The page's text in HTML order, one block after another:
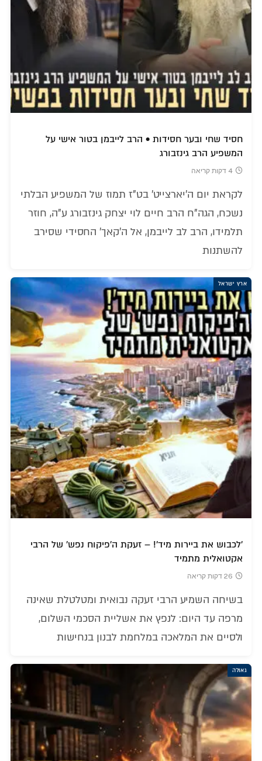
חסיד שחי ובער חסידות • הרב לייבמן בטור אישי על
המשפיע הרב גינזבורג
4 דקות קריאה
לקראת יום ה'יארצייט' בט"ז תמוז של המשפיע הבלתי
נשכח, הגה"ח הרב חיים לוי יצחק גינזבורג ע"ה, חוזר
תלמידו, הרב לב לייבמן, אל ה'קאך' החסידי שסירב
להשתנות
ארץ ישראל
'לכבוש את ביירות מיד'! – זעקת ה'פיקוח נפש' של הרבי
אקטואלית מתמיד
26 דקות קריאה
בשיחה השמיע הרבי זעקה נבואית ומטלטלת שאינה
מרפה עד היום: לנפץ את אשליית הסכמי השלום,
ולסיים את המלאכה במלחמת לבנון בנחישות
גאולה